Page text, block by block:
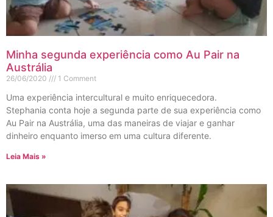
Minha segunda experiência como Au Pair na
Austrália
26/06/2020 1 Comment
Uma experiência intercultural e muito enriquecedora.
Stephania conta hoje a segunda parte de sua experiência como
Au Pair na Austrália, uma das maneiras de viajar e ganhar
dinheiro enquanto imerso em uma cultura diferente.
Leia Mais »